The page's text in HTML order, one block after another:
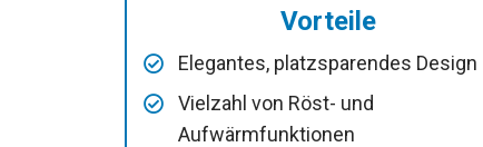
Vorteile
Elegantes, platzsparendes Design
Vielzahl von Röst- und
Aufwärmfunktionen